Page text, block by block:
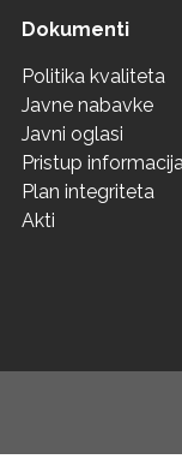
Dokumenti
Politika kvaliteta
Javne nabavke
Javni oglasi
Pristup
Plan integriteta
Akti